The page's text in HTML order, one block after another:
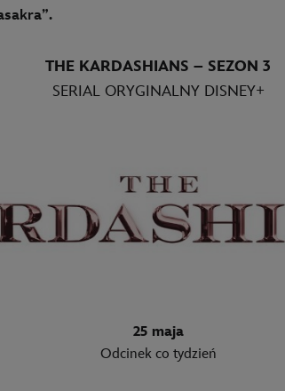
THE KARDASHIANS – SEZON 3
SERIAL ORYGINALNY DISNEY+
25 maja
Odcinek co tydzień